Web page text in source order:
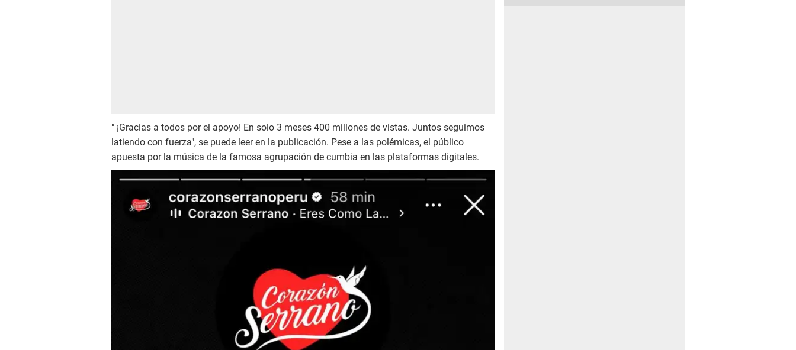
" ¡Gracias a todos por el apoyo! En solo 3 meses 400 millones de vistas. Juntos seguimos
latiendo con fuerza", se puede leer en la publicación. Pese a las polémicas, el público
apuesta por la música de la famosa agrupación de cumbia en las plataformas digitales.